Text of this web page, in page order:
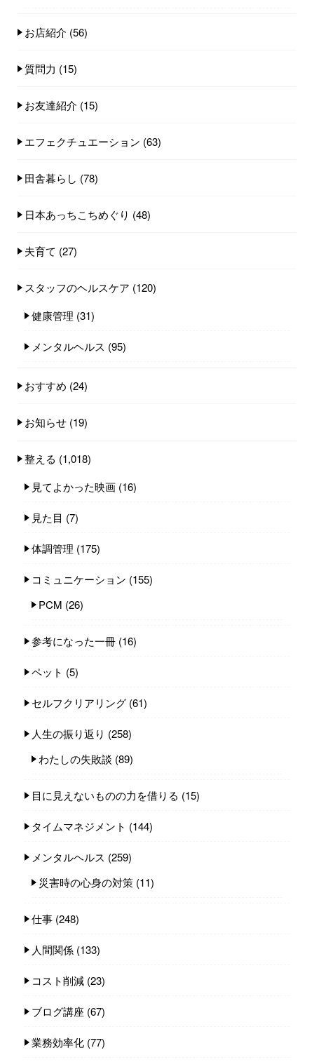
お店紹介 (56)
質問力 (15)
お友達紹介 (15)
エフェクチュエーション (63)
田舎暮らし (78)
日本あっちこちめぐり (48)
夫育て (27)
スタッフのヘルスケア (120)
健康管理 (31)
メンタルヘルス (95)
おすすめ (24)
お知らせ (19)
整える (1,018)
見てよかった映画 (16)
見た目 (7)
体調管理 (175)
コミュニケーション (155)
PCM (26)
参考になった一冊 (16)
ペット (5)
セルフクリアリング (61)
人生の振り返り (258)
わたしの失敗談 (89)
目に見えないものの力を借りる (15)
タイムマネジメント (144)
メンタルヘルス (259)
災害時の心身の対策 (11)
仕事 (248)
人間関係 (133)
コスト削減 (23)
ブログ講座 (67)
業務効率化 (77)